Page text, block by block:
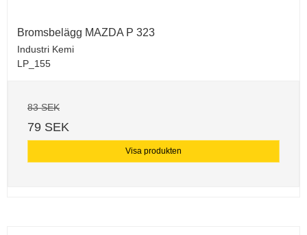
Bromsbelägg MAZDA P 323
Industri Kemi
LP_155
83 SEK
79 SEK
Visa produkten